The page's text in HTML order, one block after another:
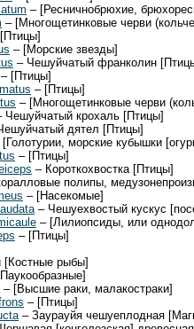
– [Ресничнобрюхие,
– [Многощетинковые черви
– [Морские звезды]
– Чешуйчатый франколин
– [Птицы]
– [Птицы]
– [Многощетинковые черви
Чешуйчатый крохаль [Птицы]
дятел [Птицы]
[Голотурии, морские кубышки
– [Птицы]
– Короткохвостка [Птицы]
полипы,
– [Насекомые]
– Чешуехвостый кускус
– [Лилиопсиды, или
– [Птицы]
[Костные рыбы]
– [Высшие раки, малакостраки]
– [Птицы]
– Заурауйя чешуеплодная